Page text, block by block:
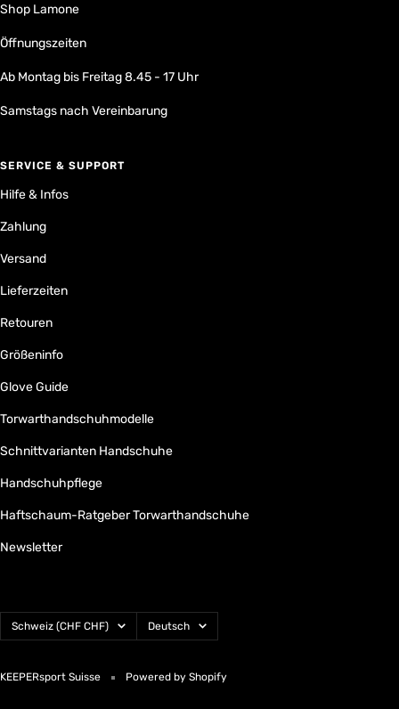
Shop Lamone
Öffnungszeiten
Ab Montag bis Freitag 8.45 - 17 Uhr
Samstags nach Vereinbarung
SERVICE & SUPPORT
Hilfe & Infos
Zahlung
Versand
Lieferzeiten
Retouren
Größeninfo
Glove Guide
Torwarthandschuhmodelle
Schnittvarianten Handschuhe
Handschuhpflege
Haftschaum-Ratgeber Torwarthandschuhe
Newsletter
Land/Region
Schweiz (CHF CHF) Sprache
Deutsch
KEEPERsport Suisse Powered by Shopify